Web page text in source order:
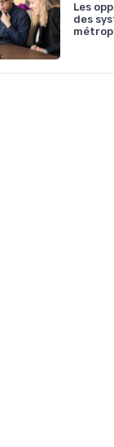
Les
des